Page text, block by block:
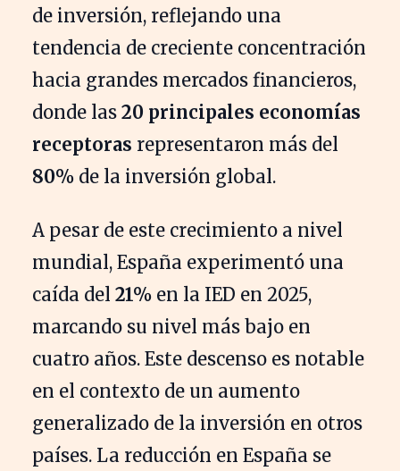
de inversión, reflejando una
tendencia de creciente concentración
hacia grandes mercados financieros,
donde las 20 principales economías
receptoras representaron más del
80% de la inversión global.
A pesar de este crecimiento a nivel
mundial, España experimentó una
caída del 21% en la IED en 2025,
marcando su nivel más bajo en
cuatro años. Este descenso es notable
en el contexto de un aumento
generalizado de la inversión en otros
países. La reducción en España se